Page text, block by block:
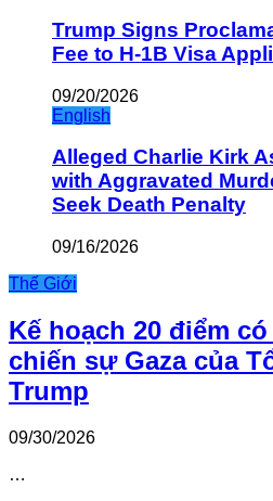
Trump Signs
Fee to H-1B Visa
09/20/2026
English
Alleged Charlie Kirk
with Aggravated
Seek Death Penalty
09/16/2026
Thế Giới
Kế hoạch 20 điểm
chiến sự Gaza của
Trump
09/30/2026
…